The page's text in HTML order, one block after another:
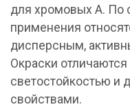
для хромовых А. По
применения
дисперсным,
Окраски
светостойкостью и
свойствами.